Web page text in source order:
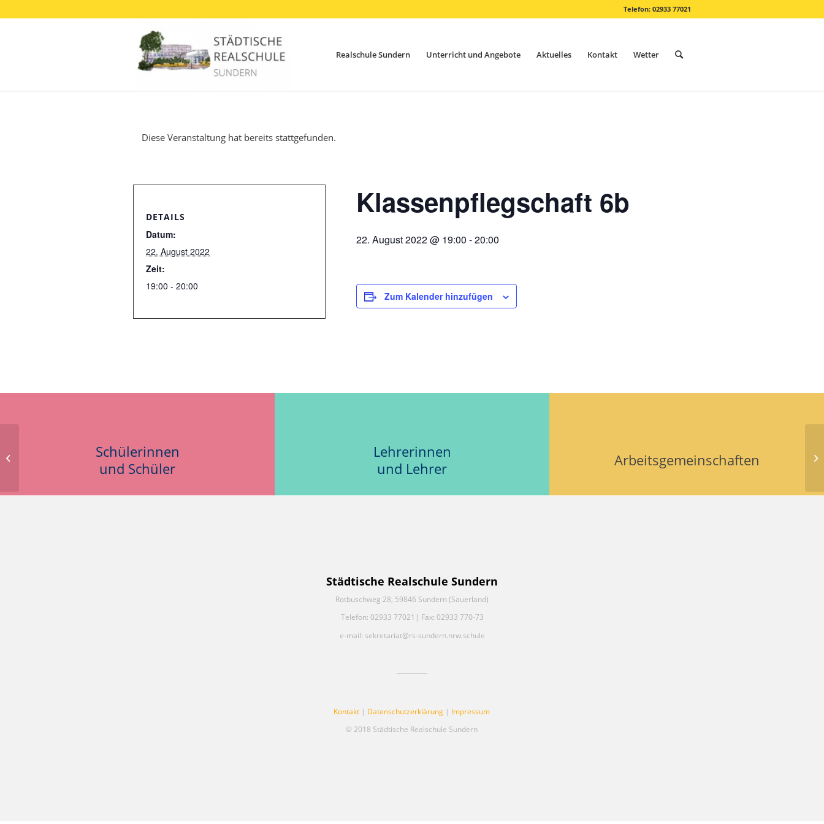
Telefon: 02933 77021
Realschule Sundern Unterricht und Angebote Aktuelles Kontakt Wetter
Diese Veranstaltung hat bereits stattgefunden.
Klassenpflegschaft 6b
22. August 2022 @ 19:00 -20:00
Zum Kalender hinzufügen
DETAILS
Datum:
22. August 2022
Zeit:
19:00 - 20:00
Schülerinnen
und Schüler
Lehrerinnen
und Lehrer
Arbeitsgemeinschaften
Städtische Realschule Sundern
Rotbuschweg 28, 59846 Sundern (Sauerland)
Telefon: 02933 77021| Fax: 02933 770-73
e-mail: sekretariat@rs-sundern.nrw.schule
Kontakt | Datenschutzerklärung | Impressum
© 2018 Städtische Realschule Sundern